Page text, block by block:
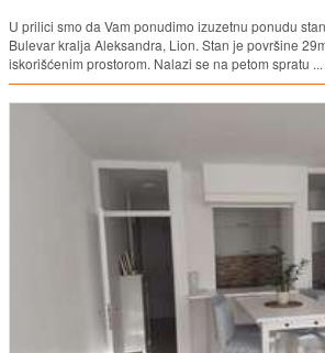
U prilici smo da Vam ponudimo izuzetnu ponudu
Bulevar kralja Aleksandra, Lion. Stan je površine
iskorišćenim prostorom. Nalazi se na petom spratu ...